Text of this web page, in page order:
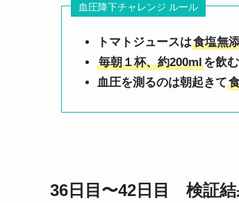
血圧降下チャレンジ ルール
トマトジュースは食塩無
毎朝１杯、約200mlを飲む
血圧を測るのは朝起きて
36日目〜42日目 検証結